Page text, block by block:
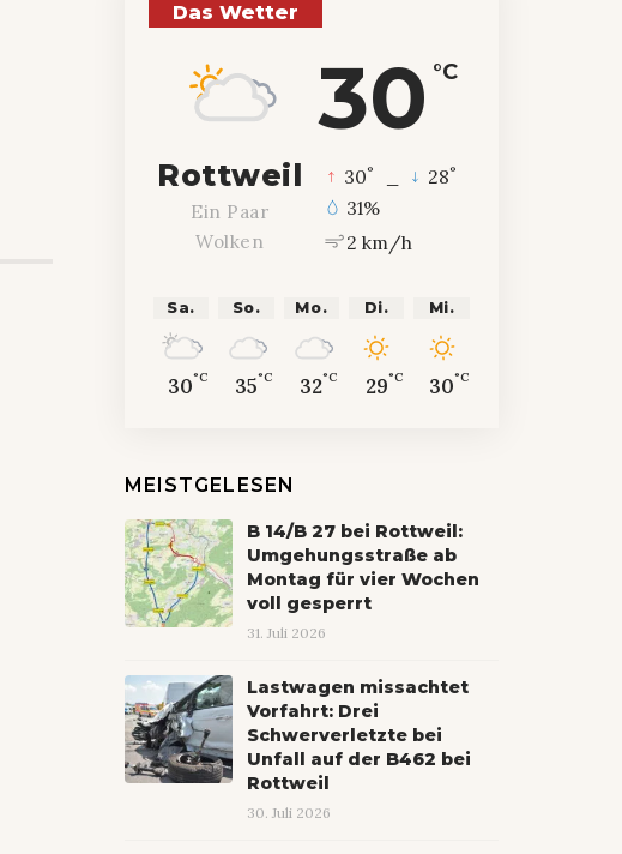
Das Wetter
30 °C
Rottweil
Ein Paar
Wolken
30° 28°
31%
2 km/h
Sa.
30°C
So.
35°C
Mo.
32°C
Di.
29°C
Mi.
30°C
MEISTGELESEN
B 14/B 27 bei Rottweil:
Umgehungsstraße ab
Montag für vier Wochen
voll gesperrt
31. Juli 2026
Lastwagen missachtet
Vorfahrt: Drei
Schwerverletzte bei
Unfall auf der B462 bei
Rottweil
30. Juli 2026